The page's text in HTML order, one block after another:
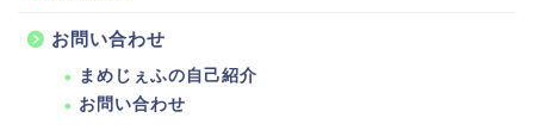
お問い合わせ
まめじぇふの自己紹介
お問い合わせ